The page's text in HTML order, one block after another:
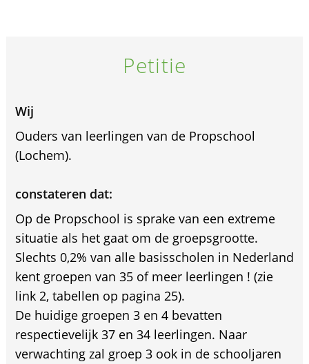
Petitie
Wij
Ouders van leerlingen van de Propschool
(Lochem).
constateren dat:
Op de Propschool is sprake van een extreme
situatie als het gaat om de groepsgrootte.
Slechts 0,2% van alle basisscholen in Nederland
kent groepen van 35 of meer leerlingen ! (zie
link 2, tabellen op pagina 25).
De huidige groepen 3 en 4 bevatten
respectievelijk 37 en 34 leerlingen. Naar
verwachting zal groep 3 ook in de schooljaren